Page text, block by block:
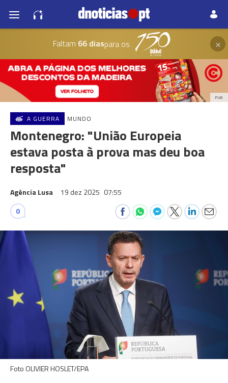
Faltam 66 diaspara os ×
PUB
A GUERRA MUNDO
Montenegro: "União Europeia
estava posta à prova mas deu boa
resposta"
Agência Lusa 19 dez 2025 07:55
0
Foto OLIVIER HOSLET/EPA